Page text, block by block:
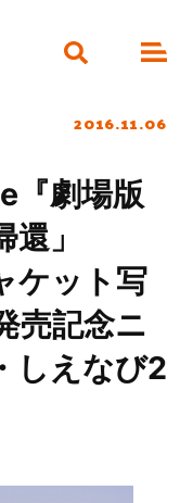
2016.11.06
『劇場版
」
ケット写
売記念ニ
しえなび2